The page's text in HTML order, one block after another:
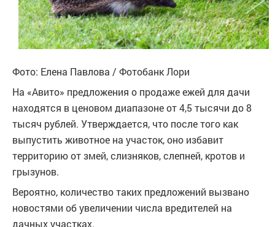
Фото: Елена Павлова / Фотобанк Лори
На «Авито» предложения о продаже ежей для дачи
находятся в ценовом диапазоне от 4,5 тысячи до 8
тысяч рублей. Утверждается, что после того как
выпустить животное на участок, оно избавит
территорию от змей, слизняков, слепней, кротов и
грызунов.
Вероятно, количество таких предложений вызвано
новостями об увеличении числа вредителей на
дачных участках.